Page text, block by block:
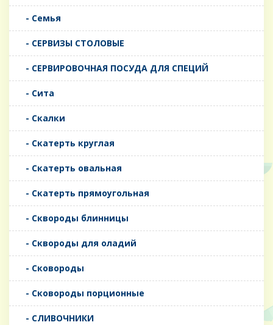
- Семья
- СЕРВИЗЫ СТОЛОВЫЕ
- СЕРВИРОВОЧНАЯ ПОСУДА ДЛЯ СПЕЦИЙ
- Сита
- Скалки
- Скатерть круглая
- Скатерть овальная
- Скатерть прямоугольная
- Сквороды блинницы
- Сквороды для оладий
- Сковороды
- Сковороды порционные
- СЛИВОЧНИКИ